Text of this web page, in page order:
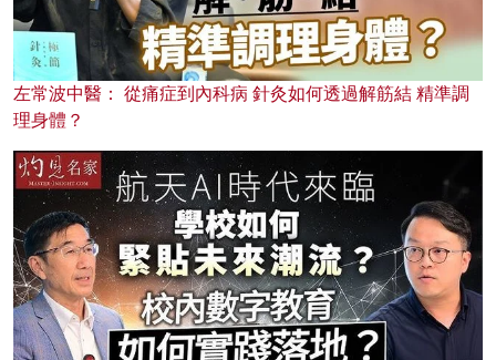
左常波中醫： 從痛症到內科病 針灸如何透過解筋結 精準調
理身體？